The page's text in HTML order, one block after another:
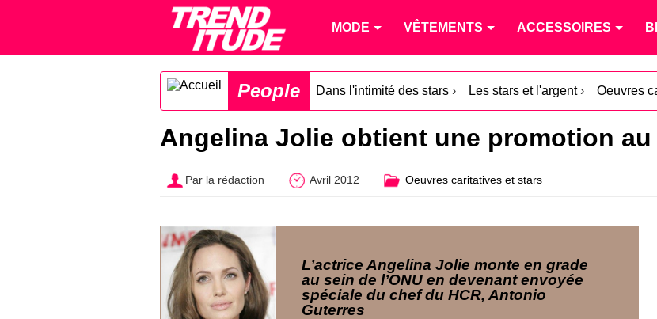
MODE VÊTEMENTS ACCESSOIRES
People Dans l'intimité des stars › Les stars et l'argent› Oeuvres
Angelina Jolie obtient une promotion au
Par la rédaction Avril 2012 Oeuvres caritatives et stars
L’actrice Angelina Jolie monte en grade
au sein de l’ONU en devenant envoyée
spéciale du chef du HCR, Antonio
Guterres